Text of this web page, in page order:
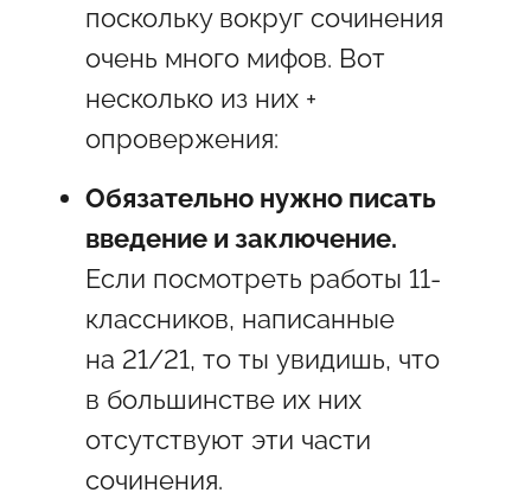
поскольку вокруг сочинения
очень много мифов. Вот
несколько из них +
опровержения:
Обязательно нужно писать
введение и заключение.
Если посмотреть работы 11-
классников, написанные
на 21/21, то ты увидишь, что
в большинстве их них
отсутствуют эти части
сочинения.